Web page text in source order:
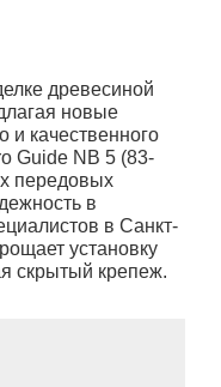
древесиной
новые
и качественного
Guide NB 5 (83-
передовых
в
в Санкт-
установку
скрытый крепеж.